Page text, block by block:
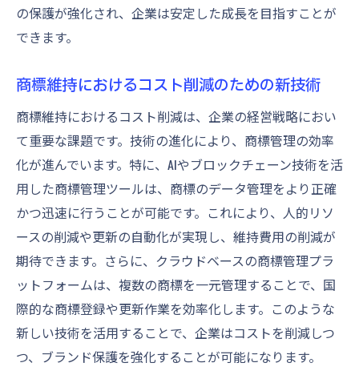
の保護が強化され、企業は安定した成長を目指すことが
できます。
商標維持におけるコスト削減のための新技術
商標維持におけるコスト削減は、企業の経営戦略におい
て重要な課題です。技術の進化により、商標管理の効率
化が進んでいます。特に、AIやブロックチェーン技術を活
用した商標管理ツールは、商標のデータ管理をより正確
かつ迅速に行うことが可能です。これにより、人的リソ
ースの削減や更新の自動化が実現し、維持費用の削減が
期待できます。さらに、クラウドベースの商標管理プラ
ットフォームは、複数の商標を一元管理することで、国
際的な商標登録や更新作業を効率化します。このような
新しい技術を活用することで、企業はコストを削減しつ
つ、ブランド保護を強化することが可能になります。